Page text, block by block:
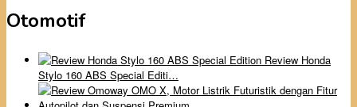
Otomotif
Review Honda
Stylo 160 ABS Special Editi…